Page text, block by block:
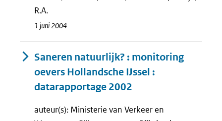
R.A.
1 juni 2004
Saneren natuurlijk? : monitoring
oevers Hollandsche IJssel :
datarapportage 2002
auteur(s): Ministerie van Verkeer en